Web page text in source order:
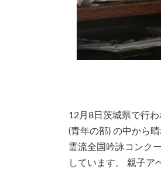
12月8日茨城県で行
(青年の部) の中から
霊流全国吟詠コンク
しています。 親子ア